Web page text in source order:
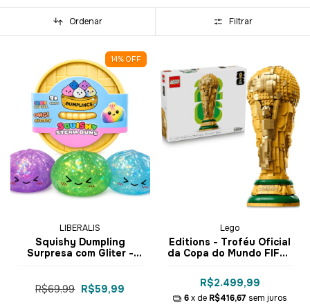
Ordenar Filtrar
14% OFF
LIBERALIS
Squishy Dumpling
Surpresa com Gliter -
R$69,99 R$59,99
Lego
Editions - Troféu Oficial
da Copa do Mundo FIFA™
R$2.499,99
6 x de R$416,67 sem juros